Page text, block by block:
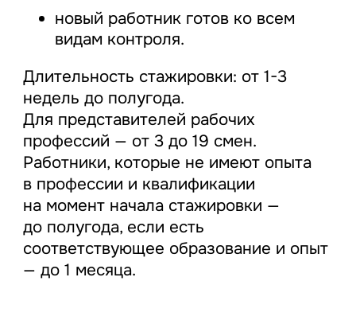
новый работник готов ко всем
видам контроля.
Длительность стажировки: от 1-3
недель до полугода.
Для представителей рабочих
профессий — от 3 до 19 смен.
Работники, которые не имеют опыта
в профессии и квалификации
на момент начала стажировки —
до полугода, если есть
соответствующее образование и опыт
— до 1 месяца.